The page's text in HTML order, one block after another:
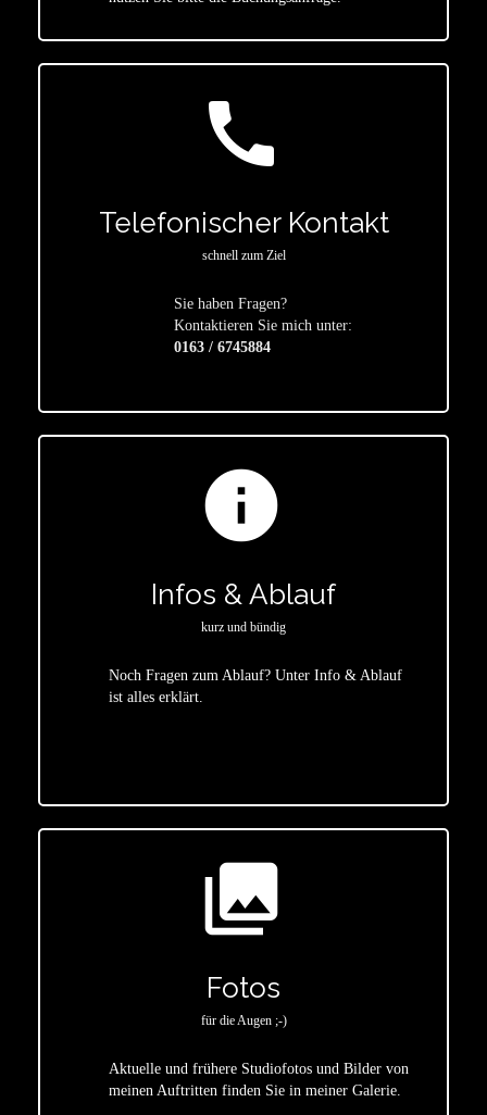
call
Telefonischer Kontakt
schnell zum Ziel
Sie haben Fragen?
Kontaktieren Sie mich unter:
0163 / 6745884
info
Infos & Ablauf
kurz und bündig
Noch Fragen zum Ablauf? Unter Info & Ablauf
ist alles erklärt.
photo_library
Fotos
für die Augen ;-)
Aktuelle und frühere Studiofotos und Bilder von
meinen Auftritten finden Sie in meiner Galerie.